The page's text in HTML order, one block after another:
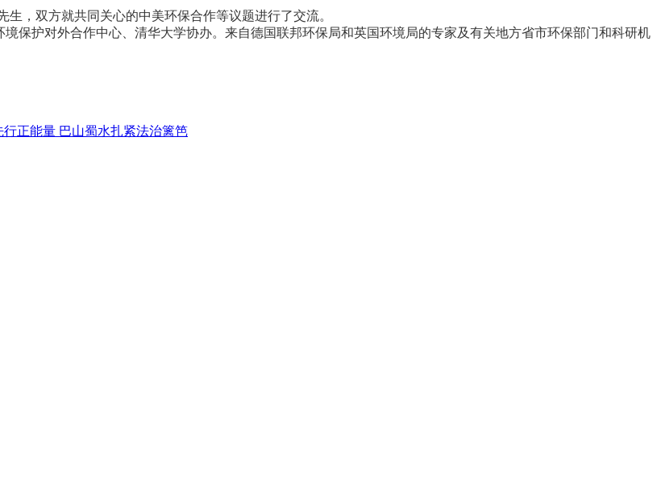
，双方就共同关心的中美环保合作等议题进行了交流。
护对外合作中心、清华大学协办。来自德国联邦环保局和英国环境局的专家及有关地方省市环保部门和科研机
行正能量 巴山蜀水扎紧法治篱笆